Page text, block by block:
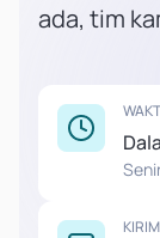
ada, tim